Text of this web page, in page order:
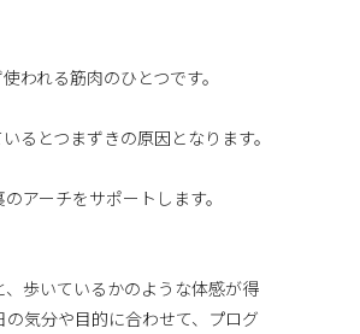
われる筋肉のひとつです。
るとつまずきの原因となります。
アーチをサポートします。
歩いているかのような体感が得
気分や目的に合わせて、プログ